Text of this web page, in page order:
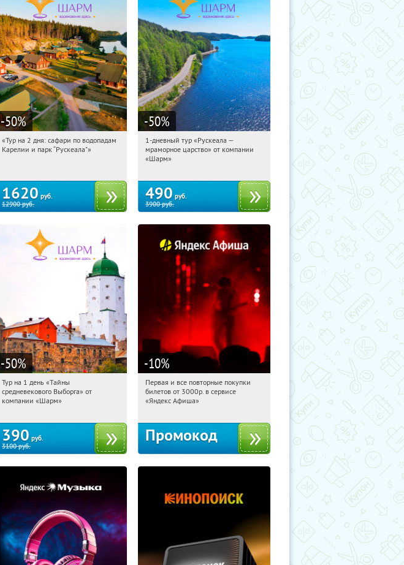
-50%
11:07:56 Купили:
«Тур на 2 дня: сафари по водопадам
Карелии и парк “Рускеала"»
1620 руб.
12900руб.
-50%
11:07:56 Купили:
Достоевская
1-дневный тур «Рускеала —
мраморное царство» от компании
«Шарм»
490 руб.
3900руб.
-50%
11:07:56
Достоевская
Тур на 1 день «Тайны
средневекового Выборга» от
компании «Шарм»
390 руб.
3100руб.
-10%
11:07:56 Получили:
Россия
Первая и все повторные покупки
билетов от 3000р. в сервисе
«Яндекс Афиша»
Промокод